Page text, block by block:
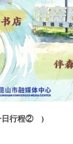
日行程② )